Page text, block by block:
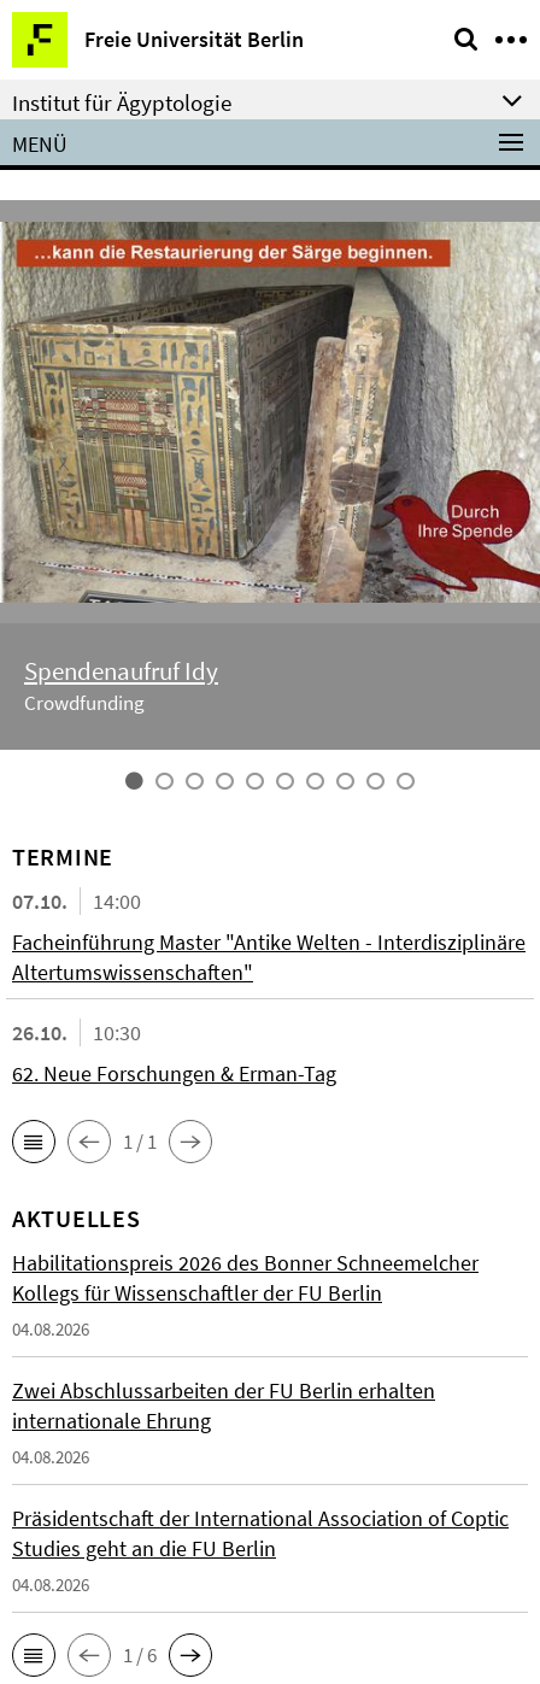
Springe
direkt
zu
Inhalt
Freie Universität Berlin
Service-
Navigation
Institut für Ägyptologie
MENÜ
Spendenaufruf Idy
Crowdfunding
TERMINE
07.10.
14:00
Facheinführung Master "Antike Welten - Interdisziplinäre
Altertumswissenschaften"
26.10.
10:30
62. Neue Forschungen & Erman-Tag
1 / 1
AKTUELLES
Habilitationspreis 2026 des Bonner Schneemelcher
Kollegs für Wissenschaftler der FU Berlin
04.08.2026
Zwei Abschlussarbeiten der FU Berlin erhalten
internationale Ehrung
04.08.2026
Präsidentschaft der International Association of Coptic
Studies geht an die FU Berlin
04.08.2026
1 / 6